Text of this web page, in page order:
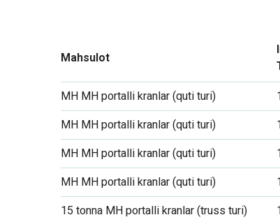
Mahsulot
MH MH portalli kranlar (quti turi)
MH MH portalli kranlar (quti turi)
MH MH portalli kranlar (quti turi)
MH MH portalli kranlar (quti turi)
15 tonna MH portalli kranlar (truss turi)